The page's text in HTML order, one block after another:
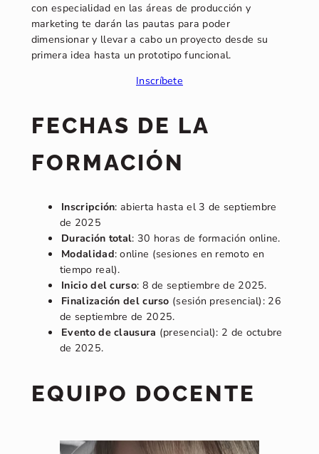
con especialidad en las áreas de producción y
marketing te darán las pautas para poder
dimensionar y llevar a cabo un proyecto desde su
primera idea hasta un prototipo funcional.
Inscríbete
FECHAS DE LA
FORMACIÓN
Inscripción: abierta hasta el 3 de septiembre
de 2025
Duración total: 30 horas de formación online.
Modalidad: online (sesiones en remoto en
tiempo real).
Inicio del curso: 8 de septiembre de 2025.
Finalización del curso (sesión presencial): 26
de septiembre de 2025.
Evento de clausura (presencial): 2 de octubre
de 2025.
EQUIPO DOCENTE